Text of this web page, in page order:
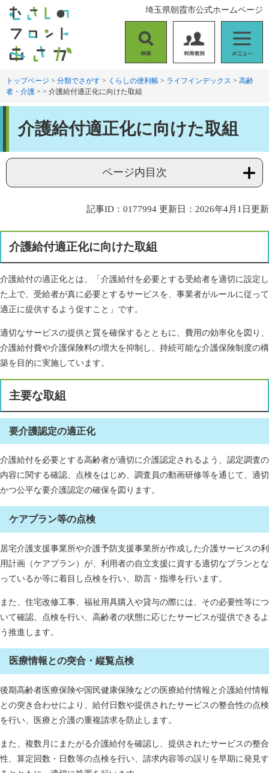
す
。
し
て
索
用
者
ニ
ュ
埼玉県朝霞市公式ホームページ
トップページ > 分類でさがす > くらしの便利帳 > ライフインデックス > 高齢
者・介護 > > 介護給付適正化に向けた取組
介護給付適正化に向けた取組
ページ内目次
記事ID：0177994 更新日：2026年4月1日更新
介護給付適正化に向けた取組
介護給付の適正化とは、「介護給付を必要とする受給者を適切に設定し
た上で、受給者が真に必要とするサービスを、事業者がルールに従って
適正に提供するよう促すこと」です。
適切なサービスの提供と質を確保するとともに、費用の効率化を図り、
介護給付費や介護保険料の増大を抑制し、持続可能な介護保険制度の構
築を目的に実施しています。
主要な取組
要介護認定の適正化
介護給付を必要とする高齢者が適切に介護認定されるよう、認定調査の
内容に関する確認、点検をはじめ、調査員の動画研修等を通じて、適切
かつ公平な要介護認定の確保を図ります。
ケアプラン等の点検
居宅介護支援事業所や介護予防支援事業所が作成した介護サービスの利
用計画（ケアプラン）が、利用者の自立支援に資する適切なプランとな
っているか等に着目し点検を行い、助言・指導を行います。
また、住宅改修工事、福祉用具購入や貸与の際には、その必要性等につ
いて確認、点検を行い、高齢者の状態に応じたサービスが提供できるよ
う推進します。
医療情報との突合・縦覧点検
後期高齢者医療保険や国民健康保険などの医療給付情報と介護給付情報
との突き合わせにより、給付日数や提供されたサービスの整合性の点検
を行い、医療と介護の重複請求を防止します。
また、複数月にまたがる介護給付を確認し、提供されたサービスの整合
性、算定回数・日数等の点検を行い、請求内容等の誤りを早期に発見す